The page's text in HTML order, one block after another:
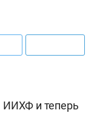
и теперь